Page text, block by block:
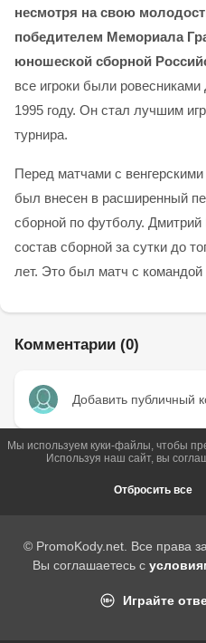
несмотря на свою
победителем Мемориала
юношеской сборной
все игроки были
1995 году. Он стал лучшим
турнира.
Перед матчами с
был внесен в расширенный
сборной по футболу.
состав сборной за сутки до
лет. Это был матч с командой
Комментарии (0)
Добавить публичный
Мы используем куки-файлы, чтобы
Используя наш сайт, вы
Отбросить все
© PromoKody.net. Все права
Вы соглашаетесь с
Играйте